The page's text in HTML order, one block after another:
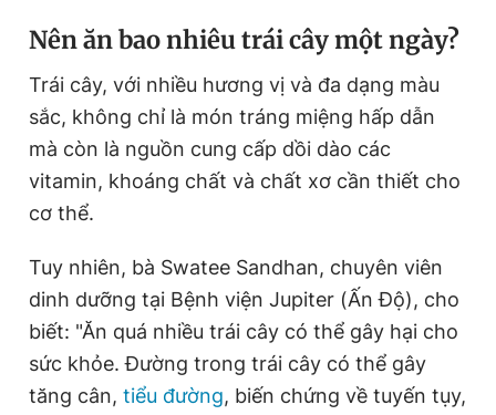
Nên ăn bao nhiêu trái cây một ngày?
Trái cây, với nhiều hương vị và đa dạng màu
sắc, không chỉ là món tráng miệng hấp dẫn
mà còn là nguồn cung cấp dồi dào các
vitamin, khoáng chất và chất xơ cần thiết cho
cơ thể.
Tuy nhiên, bà Swatee Sandhan, chuyên viên
dinh dưỡng tại Bệnh viện Jupiter (Ấn Độ), cho
biết: "Ăn quá nhiều trái cây có thể gây hại cho
sức khỏe. Đường trong trái cây có thể gây
tăng cân, tiểu đường, biến chứng về tuyến tụy,